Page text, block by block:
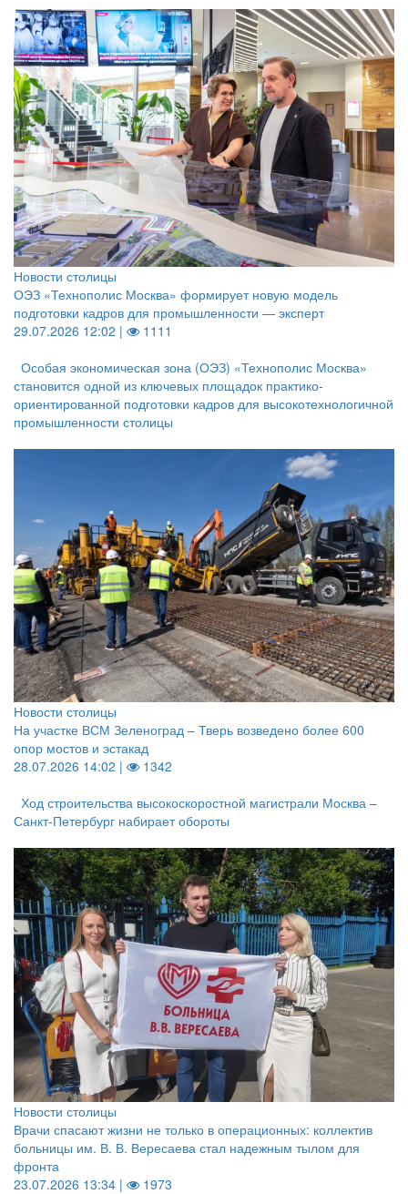
Новости столицы
ОЭЗ «Технополис Москва» формирует новую модель
подготовки кадров для промышленности — эксперт
29.07.2026 12:02 |
1111
Особая экономическая зона (ОЭЗ) «Технополис Москва»
становится одной из ключевых площадок практико-
ориентированной подготовки кадров для высокотехнологичной
промышленности столицы
Новости столицы
На участке ВСМ Зеленоград – Тверь возведено более 600
опор мостов и эстакад
28.07.2026 14:02 |
1342
Ход строительства высокоскоростной магистрали Москва –
Санкт-Петербург набирает обороты
Новости столицы
Врачи спасают жизни не только в операционных: коллектив
больницы им. В. В. Вересаева стал надежным тылом для
фронта
23.07.2026 13:34 |
1973